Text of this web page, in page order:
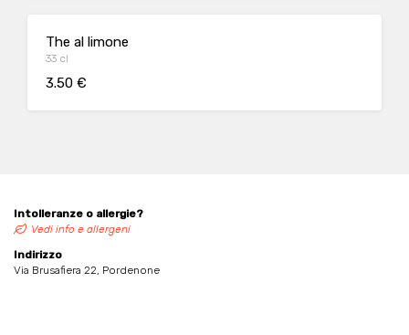
The al limone
33 cl
3.50 €
Intolleranze o allergie?
Vedi info e allergeni
Indirizzo
Via Brusafiera 22, Pordenone